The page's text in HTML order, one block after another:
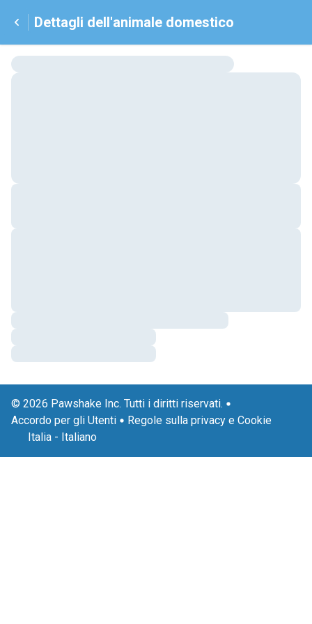
Dettagli dell'animale domestico
© 2026 Pawshake Inc. Tutti i diritti riservati.
Accordo per gli Utenti
Regole sulla privacy e Cookie
Italia - Italiano